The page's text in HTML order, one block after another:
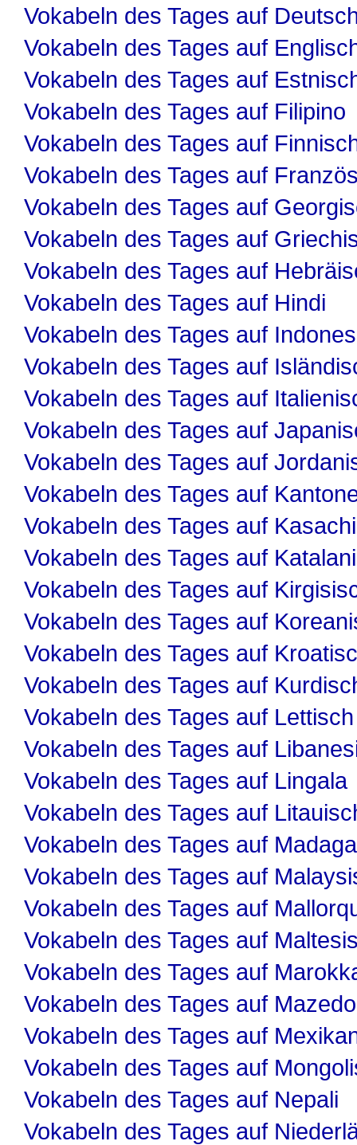
Vokabeln des Tages auf
Vokabeln des Tages auf
Vokabeln des Tages auf
Vokabeln des Tages auf Filipino
Vokabeln des Tages auf
Vokabeln des Tages auf
Vokabeln des Tages auf
Vokabeln des Tages auf
Vokabeln des Tages auf
Vokabeln des Tages auf Hindi
Vokabeln des Tages auf
Vokabeln des Tages auf
Vokabeln des Tages auf
Vokabeln des Tages auf
Vokabeln des Tages auf
Vokabeln des Tages auf
Vokabeln des Tages auf
Vokabeln des Tages auf
Vokabeln des Tages auf
Vokabeln des Tages auf
Vokabeln des Tages auf
Vokabeln des Tages auf
Vokabeln des Tages auf Lettisch
Vokabeln des Tages auf
Vokabeln des Tages auf Lingala
Vokabeln des Tages auf
Vokabeln des Tages auf
Vokabeln des Tages auf
Vokabeln des Tages auf
Vokabeln des Tages auf
Vokabeln des Tages auf
Vokabeln des Tages auf
Vokabeln des Tages auf
Vokabeln des Tages auf
Vokabeln des Tages auf Nepali
Vokabeln des Tages auf